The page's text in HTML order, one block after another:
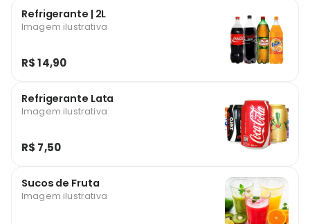
Refrigerante | 2L
Imagem ilustrativa
R$ 14,90
Refrigerante Lata
Imagem ilustrativa
R$ 7,50
Sucos de Fruta
Imagem ilustrativa